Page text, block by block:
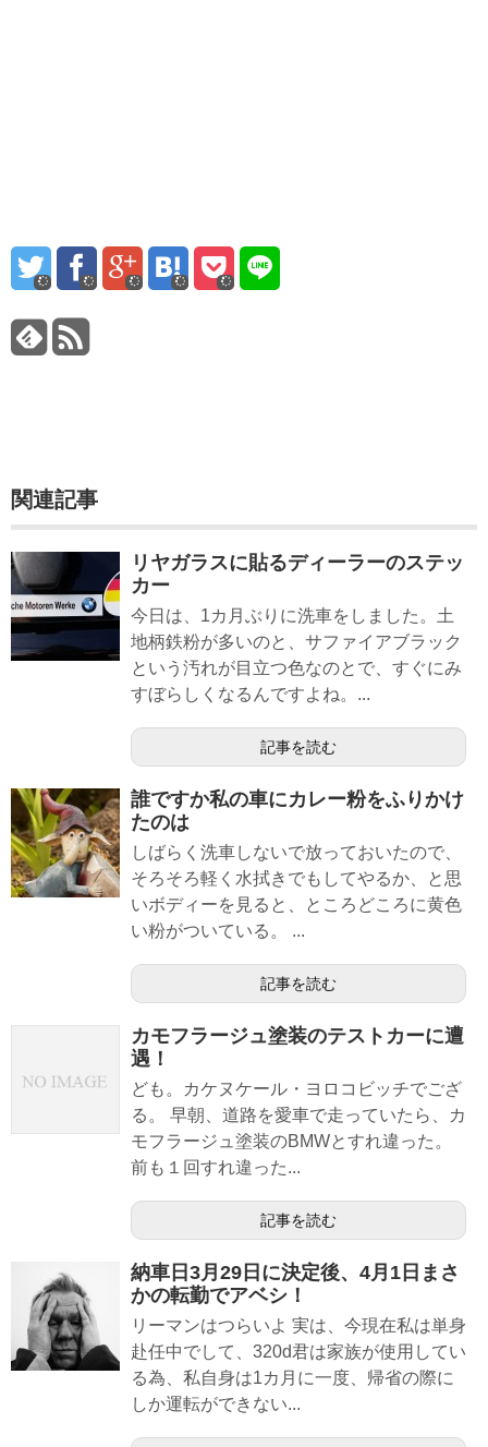
関連記事
リヤガラスに貼るディーラーのステッ
カー
今日は、1カ月ぶりに洗車をしました。土
地柄鉄粉が多いのと、サファイアブラック
という汚れが目立つ色なのとで、すぐにみ
すぼらしくなるんですよね。...
記事を読む
誰ですか私の車にカレー粉をふりかけ
たのは
しばらく洗車しないで放っておいたので、
そろそろ軽く水拭きでもしてやるか、と思
いボディーを見ると、ところどころに黄色
い粉がついている。 ...
記事を読む
カモフラージュ塗装のテストカーに遭
遇！
ども。カケヌケール・ヨロコビッチでござ
る。 早朝、道路を愛車で走っていたら、カ
モフラージュ塗装のBMWとすれ違った。
前も１回すれ違った...
記事を読む
納車日3月29日に決定後、4月1日まさ
かの転勤でアベシ！
リーマンはつらいよ 実は、今現在私は単身
赴任中でして、320d君は家族が使用してい
る為、私自身は1カ月に一度、帰省の際に
しか運転ができない...